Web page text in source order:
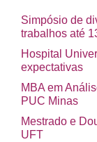
Simpósio de
trabalhos até
Hospital
expectativas
MBA em
PUC Minas
Mestrado e
UFT